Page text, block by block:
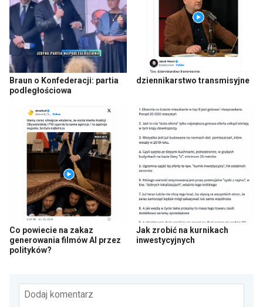
Braun o Konfederacji: partia
podległościowa
dziennikarstwo transmisyjne
Co powiecie na zakaz
generowania filmów AI przez
polityków?
Jak zrobić na kurnikach
inwestycyjnych
Dodaj komentarz